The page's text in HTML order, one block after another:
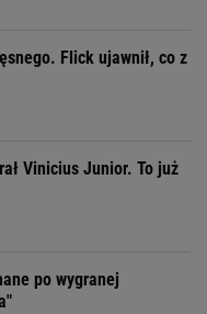
Flick ujawnił, co z
Vinicius Junior. To już
po wygranej